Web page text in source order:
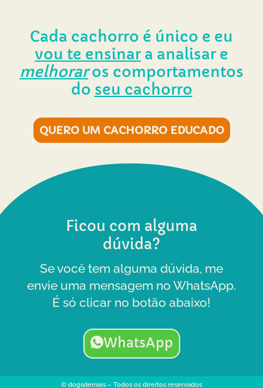
Cada cachorro é único e eu
vou te ensinar a analisar e
melhorar os comportamentos
do seu cachorro
QUERO UM CACHORRO EDUCADO
Ficou com alguma
dúvida?
Se você tem alguma dúvida, me
envie uma mensagem no WhatsApp.
É só clicar no botão abaixo!
WhatsApp
© dogsdemais – Todos os direitos reservados